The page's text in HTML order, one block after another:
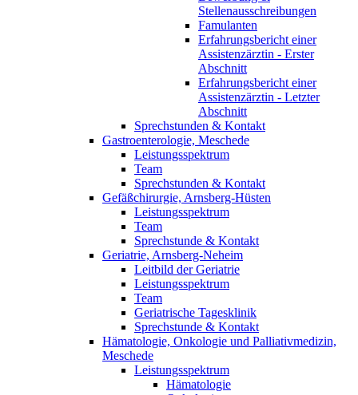
Stellenausschreibungen
Famulanten
Erfahrungsbericht einer
Assistenzärztin - Erster
Abschnitt
Erfahrungsbericht einer
Assistenzärztin - Letzter
Abschnitt
Sprechstunden & Kontakt
Gastroenterologie, Meschede
Leistungsspektrum
Team
Sprechstunden & Kontakt
Gefäßchirurgie, Arnsberg-Hüsten
Leistungsspektrum
Team
Sprechstunde & Kontakt
Geriatrie, Arnsberg-Neheim
Leitbild der Geriatrie
Leistungsspektrum
Team
Geriatrische Tagesklinik
Sprechstunde & Kontakt
Hämatologie, Onkologie und Palliativmedizin,
Meschede
Leistungsspektrum
Hämatologie